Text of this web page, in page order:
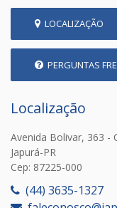
LOCALIZAÇÃO
PERGUNTAS
Localização
Avenida Bolivar, 363 -
Japurá-PR
Cep: 87225-000
(44) 3635-1327